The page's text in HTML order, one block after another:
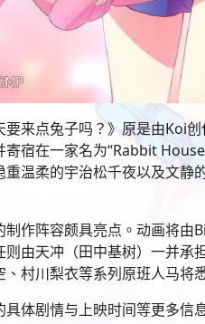
要来点兔子吗？》原是由Koi
寄宿在一家名为“Rabbit
重温柔的宇治松千夜以及文静
制作阵容颇具亮点。动画将
则由天冲（田中基树）一并承
、村川梨衣等系列原班人马将
具体剧情与上映时间等更多信